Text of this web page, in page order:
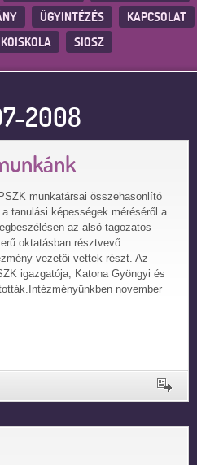
ÜGYINTÉZÉS
KAPCSOLAT
SIOSZ
2008
munkatársai összehasonlító
tanulási képességek méréséről a
az alsó tagozatos
oktatásban résztvevő
vezetői vettek részt. Az
igazgatója, Katona Gyöngyi és
november